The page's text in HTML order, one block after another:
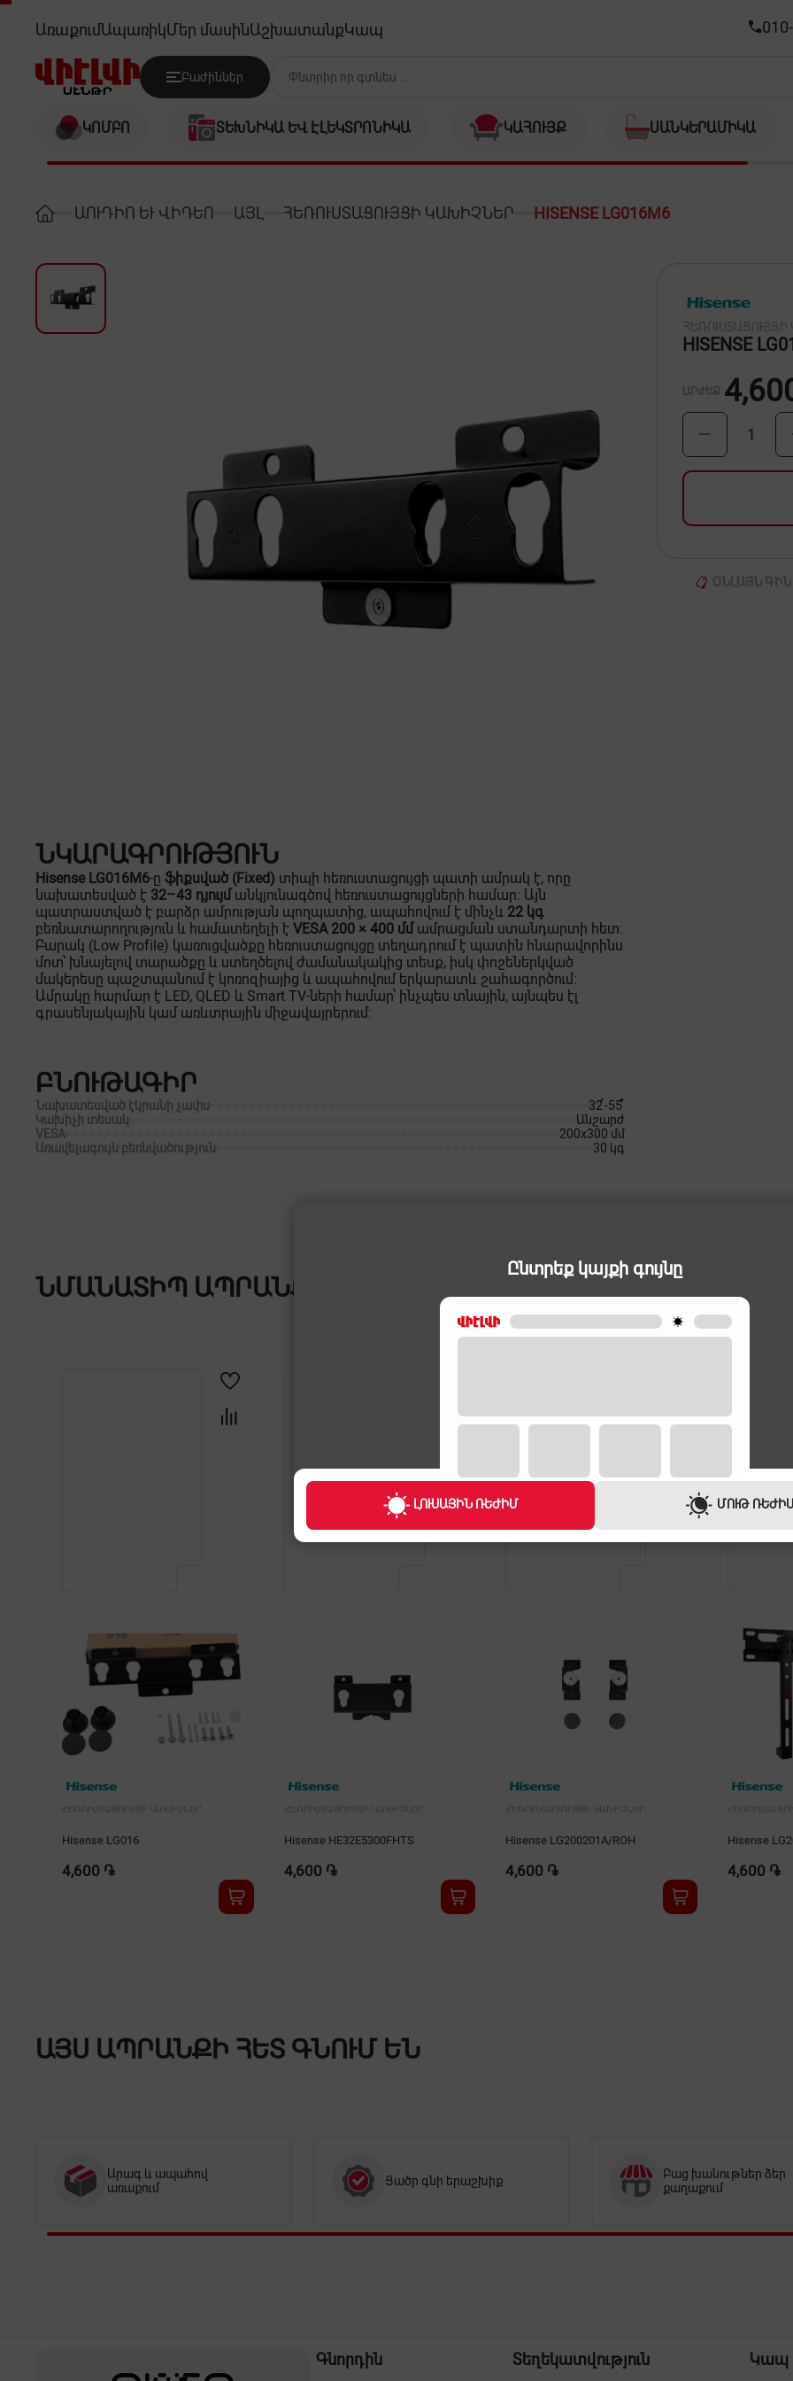
HISENSE LG016M6
Ընտրեք կայքի գույնը
ԼՈՒՍԱՅԻՆ ՌԵԺԻՄ ՄՈՒԹ
ԱռաքումԱպառիկՄեր մասինԱշխատանքԿապ
Բաժիններ
ԿՈՄԲՈ ՏԵԽՆԻԿԱ ԵՎ ԷԼԵԿՏՐՈՆԻԿԱ ԿԱՀՈՒՅՔ ՍԱՆԿԵՐԱՄԻԿԱ
ԱՈՒԴԻՈ ԵՒ ՎԻԴԵՈ ԱՅԼ ՀԵՌՈՒՍՏԱՑՈՒՅՑԻ ԿԱԽԻՉՆԵՐ HISENSE LG016M6
HISENSE
ԱՐԺԵՔ
1
ՕՆԼԱՅՆ ԳԻՆ
ՆԿԱՐԱԳՐՈՒԹՅՈՒՆ
Hisense LG016M6-ը ֆիքսված (Fixed) տիպի հեռուստացույցի պատի ամրակ է, որը
նախատեսված է 32–43 դյույմանկյունագծով հեռուստացույցների համար։ Այն
պատրաստված է բարձր ամրության պողպատից, ապահովում է մինչև 22 կգ
բեռնատարողություն և համատեղելի է VESA 200 × 400 մմամրացման ստանդարտի հետ։
Բարակ (Low Profile) կառուցվածքը հեռուստացույցը տեղադրում է պատին հնարավորինս
մոտ՝ խնայելով տարածքը և ստեղծելով ժամանակակից տեսք, իսկ փոշեներկված
մակերեսը պաշտպանում է կոռոզիայից և ապահովում երկարատև շահագործում։
Ամրակը հարմար է LED, QLED և Smart TV-ների համար՝ ինչպես տնային, այնպես էլ
գրասենյակային կամ առևտրային միջավայրերում։
ԲՆՈՒԹԱԳԻՐ
Նախատեսված էկրանի չափս
32՛՛-55՛՛՛
Կախիչի տեսակ
Անշարժ
VESA
200x300 մմ
Առավելագույն բեռնվածություն
30 կգ
ՆՄԱՆԱՏԻՊ ԱՊՐԱՆՔՆԵՐ
ՀԵՌՈՒՍՏԱՑՈՒՅՑԻ ԿԱԽԻՉՆԵՐ
Hisense LG016
4,600 ֏
ՀԵՌՈՒՍՏԱՑՈՒՅՑԻ ԿԱԽԻՉՆԵՐ
Hisense HE32E5300FHTS
4,600 ֏
ՀԵՌՈՒՍՏԱՑՈՒՅՑԻ ԿԱԽԻՉՆԵՐ
Hisense LG200201A/ROH
4,600 ֏
Hisense
4,600 ֏
ԱՅՍ ԱՊՐԱՆՔԻ ՀԵՏ ԳՆՈՒՄ ԵՆ
Արագ և ապահով
առաքում
Ցածր գնի երաշխիք
Բաց խանութներ ձեր
քաղաքում
Գնորդին Տեղեկատվություն Կապ